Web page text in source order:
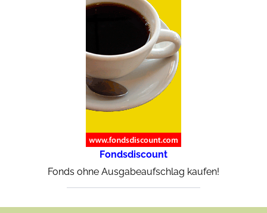
Fondsdiscount
Fonds ohne Ausgabeaufschlag kaufen!